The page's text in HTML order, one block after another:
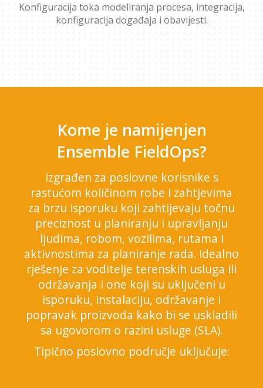
Konfiguracija toka modeliranja procesa, integracija,
konfiguracija događaja i obavijesti.
Kome je namijenjen
Ensemble FieldOps?
Izgrađen za poslovne korisnike s
rastućom količinom robe i zahtjevima
za brzu isporuku koji zahtijevaju točnu
preciznost u planiranju i upravljanju
ljudima, robom, vozilima, rutama i
aktivnostima za planiranje rada. Idealno
rješenje za voditelje terenskih usluga ili
održavanja i one koji su uključeni u
isporuku, instalaciju, održavanje i
popravak proizvoda kako bi se uskladili
sa ugovorom o razini usluge (SLA).
Tipično poslovno područje uključuje: